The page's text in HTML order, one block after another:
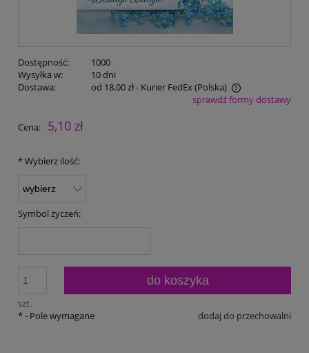
Dostępność:
1000
Wysyłka w:
10 dni
Dostawa:
od 18,00 zł- Kurier FedEx(Polska)
Cena nie zawiera ewentualnych kosztów płatnościsprawdź formy dostawy
Cena: 5,10 zł
*Wybierz ilość:
Symbol życzeń:
szt.
do koszyka
dodaj do przechowalni
*- Pole wymagane